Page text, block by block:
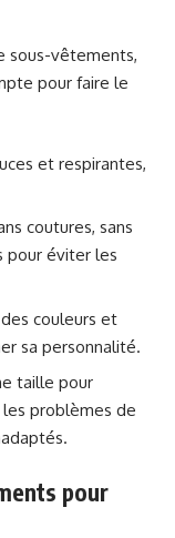
sous-vêtements,
pour faire le
et respirantes,
coutures, sans
pour éviter les
couleurs et
sa personnalité.
taille pour
problèmes de
pour